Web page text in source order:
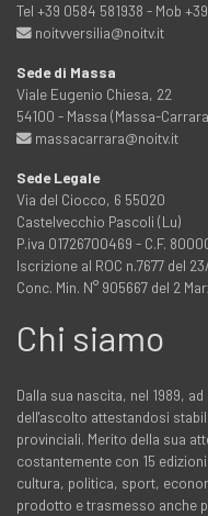
Tel +39 0584 581938 - Mob
noitvversilia@noitv.it
Sede di Massa
Viale Eugenio Chiesa, 22
54100 - Massa (Massa-
massacarrara@noitv.it
Sede Legale
Via del Ciocco, 6 55020
Castelvecchio Pascoli (Lu)
P.iva 01726700469 - C.F.
Iscrizione al ROC n.7677 del
Conc. Min. N° 905667 del 2
Chi siamo
Dalla sua nascita, nel 1989,
dell'ascolto attestandosi
provinciali. Merito della sua
costantemente con 15
cultura, politica, sport,
prodotto e trasmesso anche